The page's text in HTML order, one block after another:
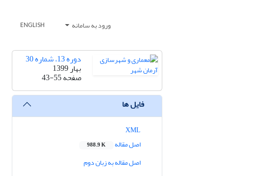
ورود به سامانه ENGLISH
دوره 13، شماره 30
بهار 1399
صفحه43-55
فایل ها
اصل مقاله
988.9 K
اصل مقاله به زبان دوم